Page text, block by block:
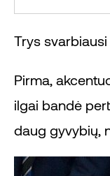
Trys
Pirma,
ilgai bandė
daug gyvybių,